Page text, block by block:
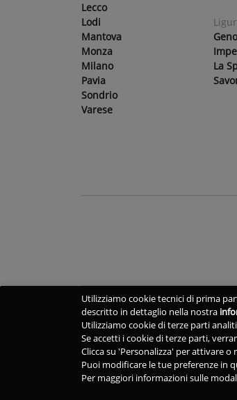
Lecco
Lodi
Mantova
Monza
Milano
Pavia
Sondrio
Varese
La
Utilizziamo cookie tecnici di prima
descritto in dettaglio nella nostra
Utilizziamo cookie di terze parti
Se accetti i cookie di terze parti,
Clicca su 'Personalizza' per attivare
Puoi modificare le tue preferenze in
Per maggiori informazioni sulle